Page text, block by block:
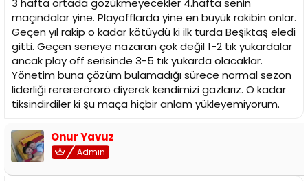
3 hafta ortada gözükmeyecekler 4.hafta senin
maçındalar yine. Playofflarda yine en büyük rakibin onlar.
Geçen yıl rakip o kadar kötüydü ki ilk turda Beşiktaş eledi
gitti. Geçen seneye nazaran çok değil 1-2 tık yukardalar
ancak play off serisinde 3-5 tık yukarda olacaklar.
Yönetim buna çözüm bulamadığı sürece normal sezon
liderliği rerererörörö diyerek kendimizi gazlarız. O kadar
tiksindirdiler ki şu maça hiçbir anlam yükleyemiyorum.
Onur Yavuz
Admin